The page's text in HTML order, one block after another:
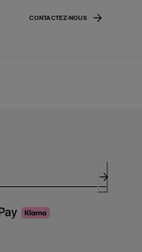
CONTACTEZ-NOUS